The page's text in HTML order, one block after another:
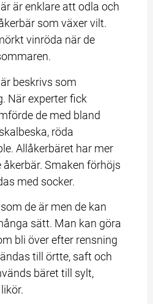
är enklare att odla och
som växer vilt.
vinröda när de
beskrivs som
När experter fick
de med bland
röda
Allåkerbäret har mer
Smaken förhöjs
med socker.
de är men de kan
sätt. Man kan göra
bli över efter rensning
till örtte, saft och
bäret till sylt,